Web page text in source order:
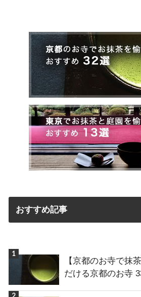
おすすめ記事
【京都のお寺で抹
だける京都のお寺